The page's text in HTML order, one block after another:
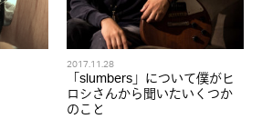
2017.11.28
「slumbers」について僕がヒ
ロシさんから聞いたいくつか
のこと